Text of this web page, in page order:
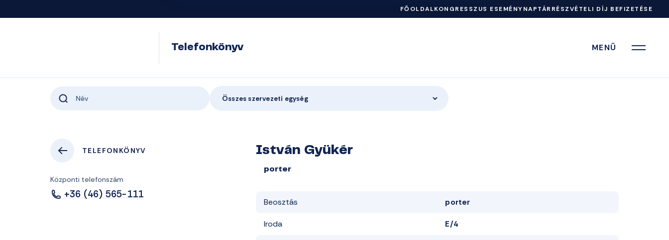
FŐOLDALKONGRESSZUS ESEMÉNYNAPTÁRRÉSZVÉTELI DÍJ BEFIZETÉSE
Telefonkönyv MENÜ
Összes szervezeti egység
TELEFONKÖNYV
Központi telefonszám
+36 (46) 565-111
István Gyükér
porter
Beosztás porter
Iroda E/4